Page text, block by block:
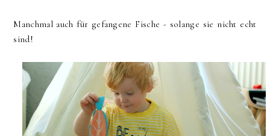
Manchmal auch für gefangene Fische - solange sie nicht echt
sind!